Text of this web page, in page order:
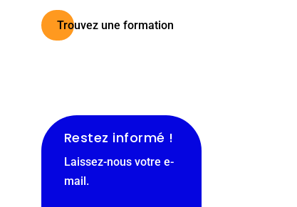
Trouvez une formation
Restez informé !
Laissez-nous votre e-
mail.